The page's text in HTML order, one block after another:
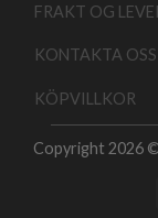
FRAKT OG
KONTAKTA OSS
KÖPVILLKOR
Copyright 2026